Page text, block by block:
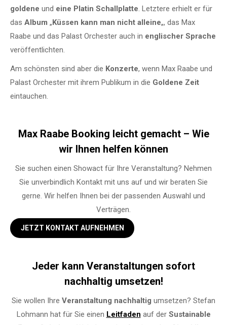
goldene und eine Platin Schallplatte. Letztere erhielt er für
das Album „Küssen kann man nicht alleine„, das Max
Raabe und das Palast Orchester auch in englischer Sprache
veröffentlichten.
Am schönsten sind aber die Konzerte, wenn Max Raabe und
Palast Orchester mit ihrem Publikum in die Goldene Zeit
eintauchen.
Max Raabe Booking leicht gemacht – Wie
wir Ihnen helfen können
Sie suchen einen Showact für Ihre Veranstaltung? Nehmen
Sie unverbindlich Kontakt mit uns auf und wir beraten Sie
gerne. Wir helfen Ihnen bei der passenden Auswahl und
Verträgen.
JETZT KONTAKT AUFNEHMEN
Jeder kann Veranstaltungen sofort
nachhaltig umsetzen!
Sie wollen Ihre Veranstaltung nachhaltig umsetzen? Stefan
Lohmann hat für Sie einen Leitfaden auf der Sustainable